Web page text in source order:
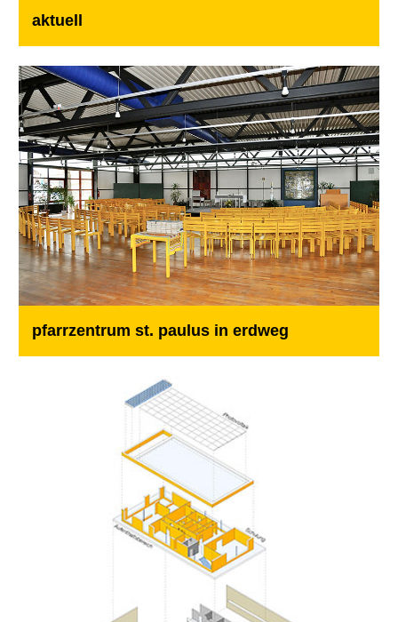
aktuell
pfarrzentrum st. paulus in erdweg